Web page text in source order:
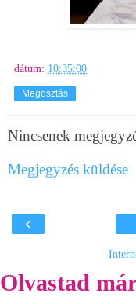
dátum: 10:35:00
Megosztás
Nincsenek
Megjegyzés küldése
‹
Olvastad